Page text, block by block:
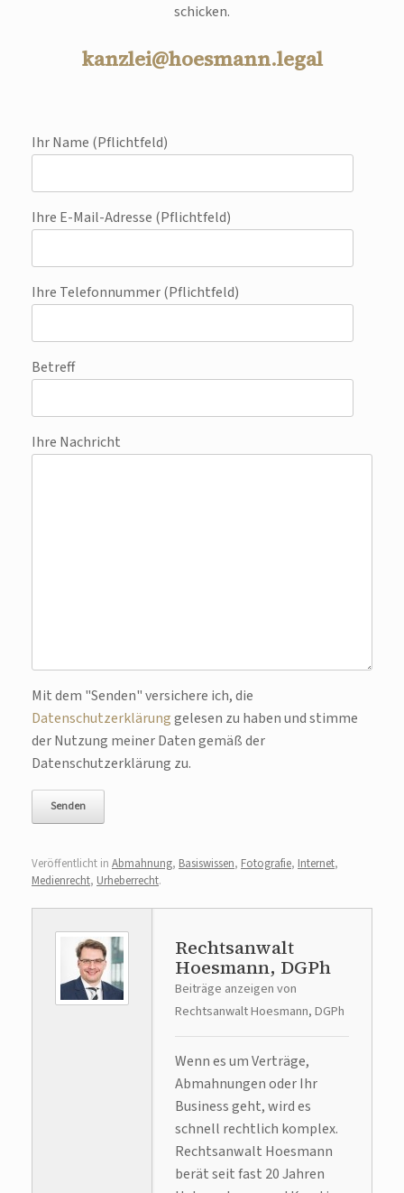
schicken.
kanzlei@hoesmann.legal
Ihr Name (Pflichtfeld)
Ihre E-Mail-Adresse (Pflichtfeld)
Ihre Telefonnummer (Pflichtfeld)
Betreff
Ihre Nachricht
Bitte lasse dieses Feld leer.
Mit dem "Senden" versichere ich, die
Datenschutzerklärunggelesen zu haben und stimme
der Nutzung meiner Daten gemäß der
Datenschutzerklärung zu.
Veröffentlicht in Abmahnung, Basiswissen, Fotografie, Internet,
Medienrecht, Urheberrecht.
Rechtsanwalt
Hoesmann, DGPh
Beiträge anzeigen von
Rechtsanwalt Hoesmann, DGPh
Wenn es um Verträge,
Abmahnungen oder Ihr
Business geht, wird es
schnell rechtlich komplex.
Rechtsanwalt Hoesmann
berät seit fast 20 Jahren